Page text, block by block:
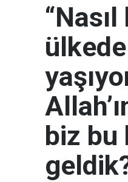
ülkede
biz bu